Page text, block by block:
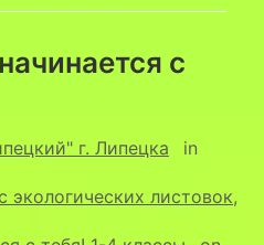
с
г. Липецка in
листовок,